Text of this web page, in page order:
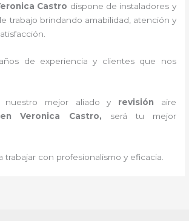
Castro dispone de instaladores y
trabajo brindando amabilidad, atención y
de experiencia y clientes que nos
nuestro mejor aliado y revisión aire
Veronica Castro, será tu mejor
trabajar con profesionalismo y eficacia.